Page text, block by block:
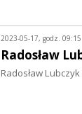
2023-05-17, godz. 09:15
Radosław
Radosław